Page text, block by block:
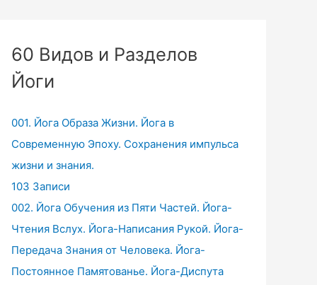
60 Видов и Разделов
Йоги
001. Йога Образа Жизни. Йога в
Современную Эпоху. Сохранения импульса
жизни и знания.
103 Записи
002. Йога Обучения из Пяти Частей. Йога-
Чтения Вслух. Йога-Написания Рукой. Йога-
Передача Знания от Человека. Йога-
Постоянное Памятованье. Йога-Диспута